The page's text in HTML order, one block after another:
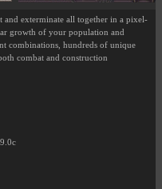
exterminate all together in a pixel-
growth of your population and
combinations, hundreds of unique
combat and construction